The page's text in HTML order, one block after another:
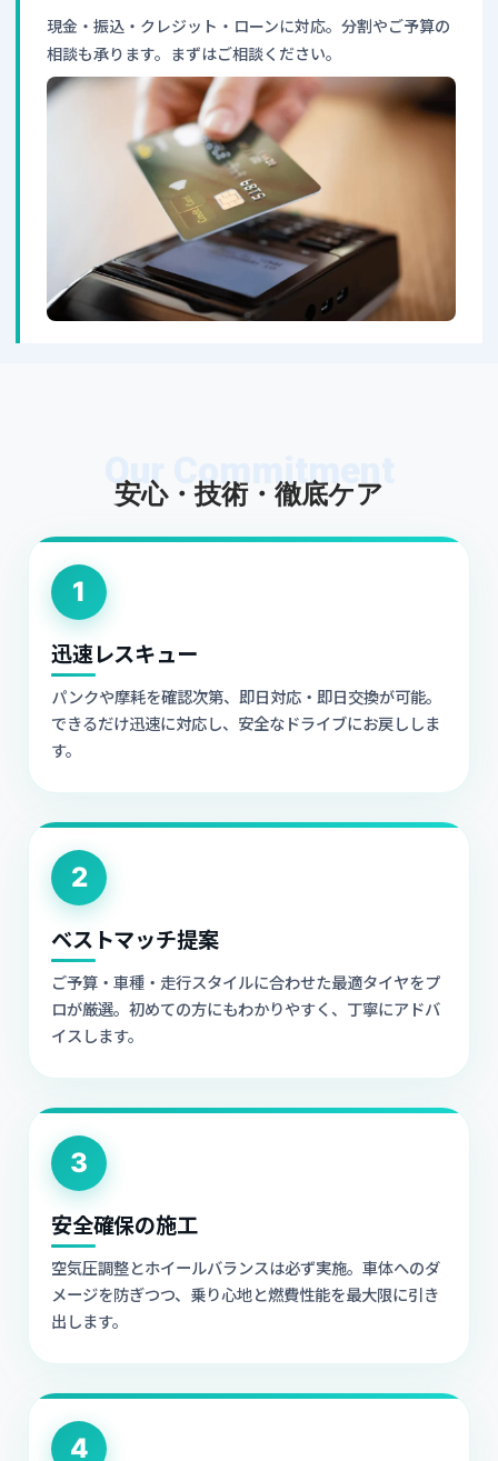
現金・振込・クレジット・ローンに対応。分割やご予算の
相談も承ります。まずはご相談ください。
Our Commitment
安心・技術・徹底ケア
1
迅速レスキュー
パンクや摩耗を確認次第、即日対応・即日交換が可能。
できるだけ迅速に対応し、安全なドライブにお戻ししま
す。
2
ベストマッチ提案
ご予算・車種・走行スタイルに合わせた最適タイヤをプ
ロが厳選。初めての方にもわかりやすく、丁寧にアドバ
イスします。
3
安全確保の施工
空気圧調整とホイールバランスは必ず実施。車体へのダ
メージを防ぎつつ、乗り心地と燃費性能を最大限に引き
出します。
4